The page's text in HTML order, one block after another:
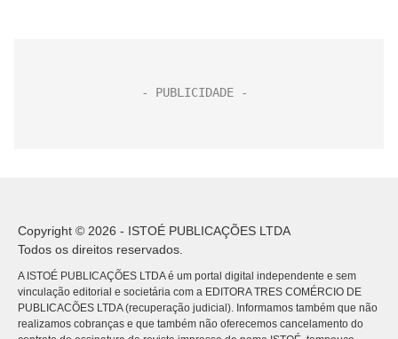
Copyright © 2026 - ISTOÉ PUBLICAÇÕES LTDA
Todos os direitos reservados.
A ISTOÉ PUBLICAÇÕES LTDA é um portal digital independente e sem
vinculação editorial e societária com a EDITORA TRES COMÉRCIO DE
PUBLICACÕES LTDA (recuperação judicial). Informamos também que não
realizamos cobranças e que também não oferecemos cancelamento do